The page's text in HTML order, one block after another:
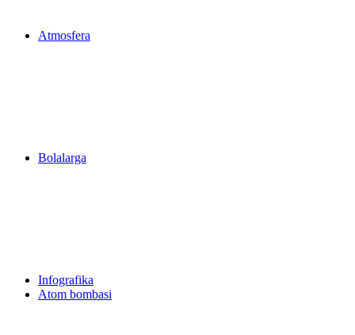
Atmosfera
Bolalarga
Infografika
Atom bombasi